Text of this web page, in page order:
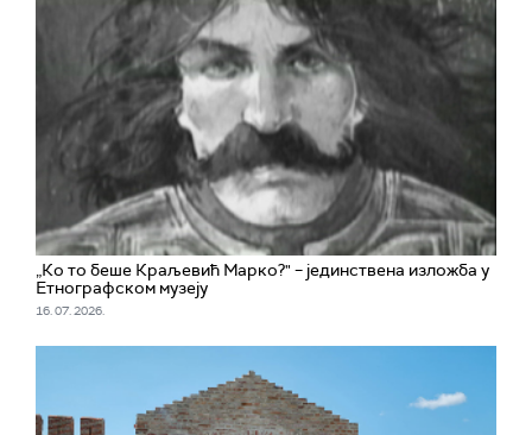
„Ко то беше Краљевић Марко?" – јединствена изложба у
Етнографском музеју
16. 07. 2026.